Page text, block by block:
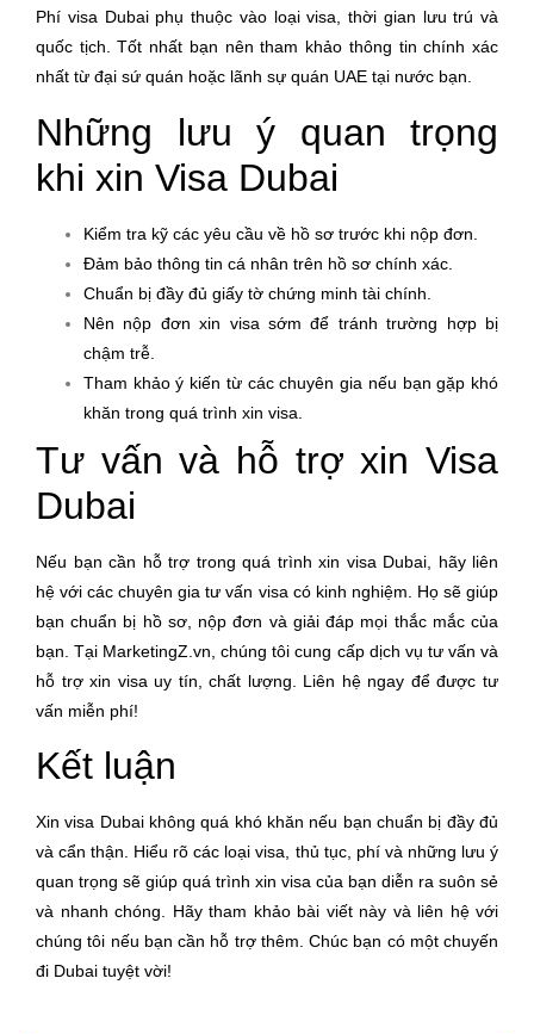
Phí visa Dubai phụ thuộc vào loại visa, thời gian lưu trú và
quốc tịch. Tốt nhất bạn nên tham khảo thông tin chính xác
nhất từ đại sứ quán hoặc lãnh sự quán UAE tại nước bạn.
Những lưu ý quan trọng
khi xin Visa Dubai
Kiểm tra kỹ các yêu cầu về hồ sơ trước khi nộp đơn.
Đảm bảo thông tin cá nhân trên hồ sơ chính xác.
Chuẩn bị đầy đủ giấy tờ chứng minh tài chính.
Nên nộp đơn xin visa sớm để tránh trường hợp bị
chậm trễ.
Tham khảo ý kiến từ các chuyên gia nếu bạn gặp khó
khăn trong quá trình xin visa.
Tư vấn và hỗ trợ xin Visa
Dubai
Nếu bạn cần hỗ trợ trong quá trình xin visa Dubai, hãy liên
hệ với các chuyên gia tư vấn visa có kinh nghiệm. Họ sẽ giúp
bạn chuẩn bị hồ sơ, nộp đơn và giải đáp mọi thắc mắc của
bạn. Tại MarketingZ.vn, chúng tôi cung cấp dịch vụ tư vấn và
hỗ trợ xin visa uy tín, chất lượng. Liên hệ ngay để được tư
vấn miễn phí!
Kết luận
Xin visa Dubai không quá khó khăn nếu bạn chuẩn bị đầy đủ
và cẩn thận. Hiểu rõ các loại visa, thủ tục, phí và những lưu ý
quan trọng sẽ giúp quá trình xin visa của bạn diễn ra suôn sẻ
và nhanh chóng. Hãy tham khảo bài viết này và liên hệ với
chúng tôi nếu bạn cần hỗ trợ thêm. Chúc bạn có một chuyến
đi Dubai tuyệt vời!